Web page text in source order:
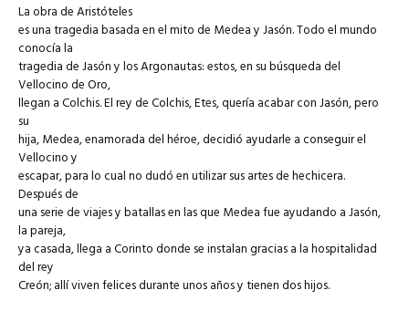
La obra de Aristóteles
es una tragedia basada en el mito de Medea y Jasón. Todo el mundo
conocía la
tragedia de Jasón y los Argonautas: estos, en su búsqueda del
Vellocino de Oro,
llegan a Colchis. El rey de Colchis, Etes, quería acabar con Jasón, pero
su
hija, Medea, enamorada del héroe, decidió ayudarle a conseguir el
Vellocino y
escapar, para lo cual no dudó en utilizar sus artes de hechicera.
Después de
una serie de viajes y batallas en las que Medea fue ayudando a Jasón,
la pareja,
ya casada, llega a Corinto donde se instalan gracias a la hospitalidad
del rey
Creón; allí viven felices durante unos años y tienen dos hijos.